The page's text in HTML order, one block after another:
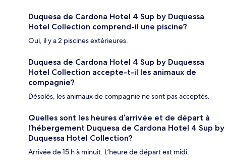
Duquesa de Cardona Hotel 4 Sup by Duquessa
Hotel Collection comprend-il une piscine?
Oui, il y a 2 piscines extérieures.
Duquesa de Cardona Hotel 4 Sup by Duquessa
Hotel Collection accepte-t-il les animaux de
compagnie?
Désolés, les animaux de compagnie ne sont pas acceptés.
Quelles sont les heures d’arrivée et de départ à
l’hébergement Duquesa de Cardona Hotel 4 Sup by
Duquessa Hotel Collection?
Arrivée de 15 h à minuit. L’heure de départ est midi.